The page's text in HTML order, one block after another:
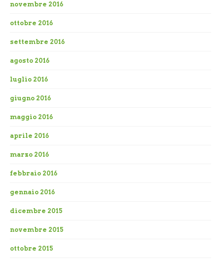
novembre 2016
ottobre 2016
settembre 2016
agosto 2016
luglio 2016
giugno 2016
maggio 2016
aprile 2016
marzo 2016
febbraio 2016
gennaio 2016
dicembre 2015
novembre 2015
ottobre 2015